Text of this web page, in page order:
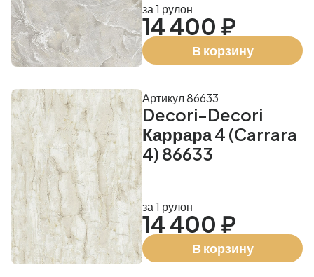
за 1 рулон
14 400 ₽
В корзину
Decori-Decori
Каррара 4 (Carrara
4) 86633
Артикул 86633
за 1 рулон
14 400 ₽
В корзину